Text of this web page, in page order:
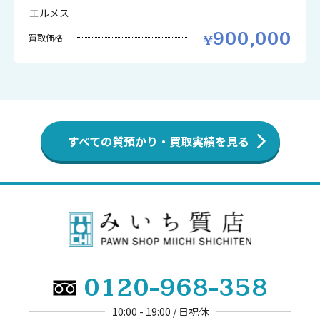
エルメス
買取価格 900,000
すべての質預かり・買取実績を見る
0120-968-358
10:00 - 19:00 / 日祝休